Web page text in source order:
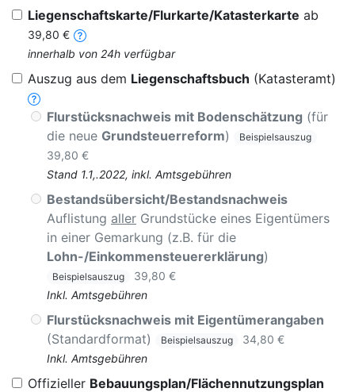
Liegenschaftskarte/Flurkarte/Katasterkarte ab
39,80 €
innerhalb von 24h verfügbar
Auszug aus dem Liegenschaftsbuch (Katasteramt)
Flurstücksnachweis mit Bodenschätzung (für
die neue Grundsteuerreform) Beispielsauszug
39,80 €
Stand 1.1,.2022, inkl. Amtsgebühren
Bestandsübersicht/Bestandsnachweis
Auflistung aller Grundstücke eines Eigentümers
in einer Gemarkung (z.B. für die
Lohn-/Einkommensteuererklärung)
Beispielsauszug
39,80 €
Inkl. Amtsgebühren
Flurstücksnachweis mit Eigentümerangaben
(Standardformat)
Beispielsauszug
34,80 €
Inkl. Amtsgebühren
Offizieller Bebauungsplan/Flächennutzungsplan